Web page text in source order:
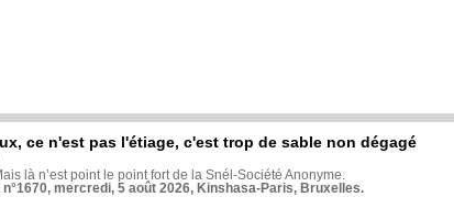
ce n'est pas l'étiage, c'est trop de sable non dégagé
là n’est point le point fort de la Snél-Société Anonyme.
mercredi, 5 août 2026, Kinshasa-Paris, Bruxelles.